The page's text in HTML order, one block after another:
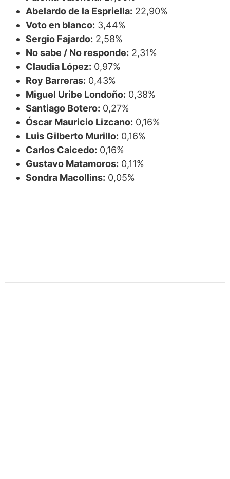
Abelardo de la Espriella: 22,90%
Voto en blanco: 3,44%
Sergio Fajardo: 2,58%
No sabe / No responde: 2,31%
Claudia López: 0,97%
Roy Barreras: 0,43%
Miguel Uribe Londoño: 0,38%
Santiago Botero: 0,27%
Óscar Mauricio Lizcano: 0,16%
Luis Gilberto Murillo: 0,16%
Carlos Caicedo: 0,16%
Gustavo Matamoros: 0,11%
Sondra Macollins: 0,05%